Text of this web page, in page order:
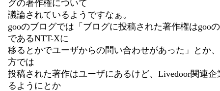
グの著作権について
議論されているようですなぁ。
gooのブログでは「ブログに投稿された著作権はgoo
であるNTT-Xに
移るとかでユーザからの問い合わせがあった」とか
方では
投稿された著作はユーザにあるけど、Livedoor関連企
るようにとか